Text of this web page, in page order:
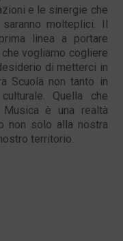
e le sinergie che
molteplici. Il
linea a portare
vogliamo cogliere
di metterci in
Scuola non tanto in
Quella che
è una realtà
non solo alla nostra
territorio.